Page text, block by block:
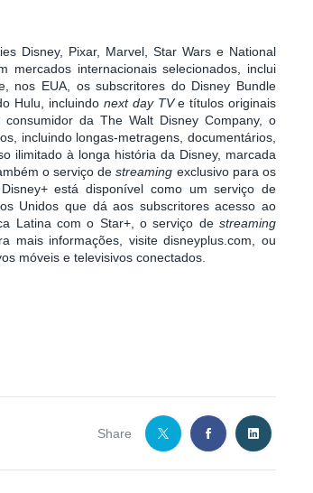
Disney, Pixar, Marvel, Star Wars e National
mercados internacionais selecionados, inclui
nos EUA, os subscritores do Disney Bundle
Hulu, incluindo next day TVe títulos originais
consumidor da The Walt Disney Company, o
incluindo longas-metragens, documentários,
ilimitado à longa história da Disney, marcada
o serviço destreaming exclusivo para os
está disponível como um serviço de
Unidos que dá aos subscritores acesso ao
Latina com o Star+, o serviço de streaming
mais informações, visite disneyplus.com, ou
móveis e televisivos conectados.
Share